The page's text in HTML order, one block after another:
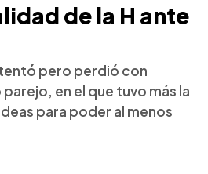
de la H ante
pero perdió con
en el que tuvo más la
para poder al menos